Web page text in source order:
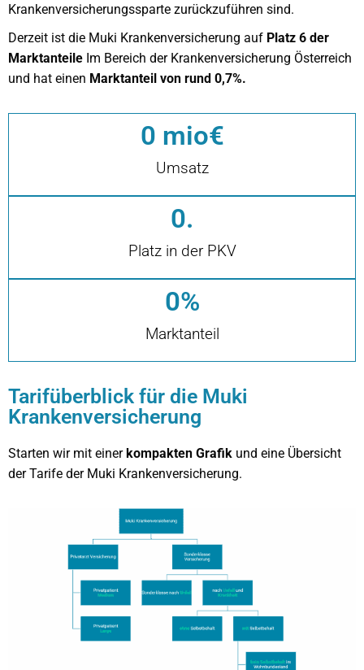
Krankenversicherungssparte zurückzuführen sind.
Derzeit ist die Muki Krankenversicherung auf Platz 6 der
Marktanteile Im Bereich der Krankenversicherung Österreich
und hat einen Marktanteil von rund 0,7%.
Umsatz
0 mio€
Platz in der PKV
0.
Marktanteil
0%
Tarifüberblick für die Muki
Krankenversicherung
Starten wir mit einerkompakten Grafik und eine Übersicht
der Tarife der Muki Krankenversicherung.